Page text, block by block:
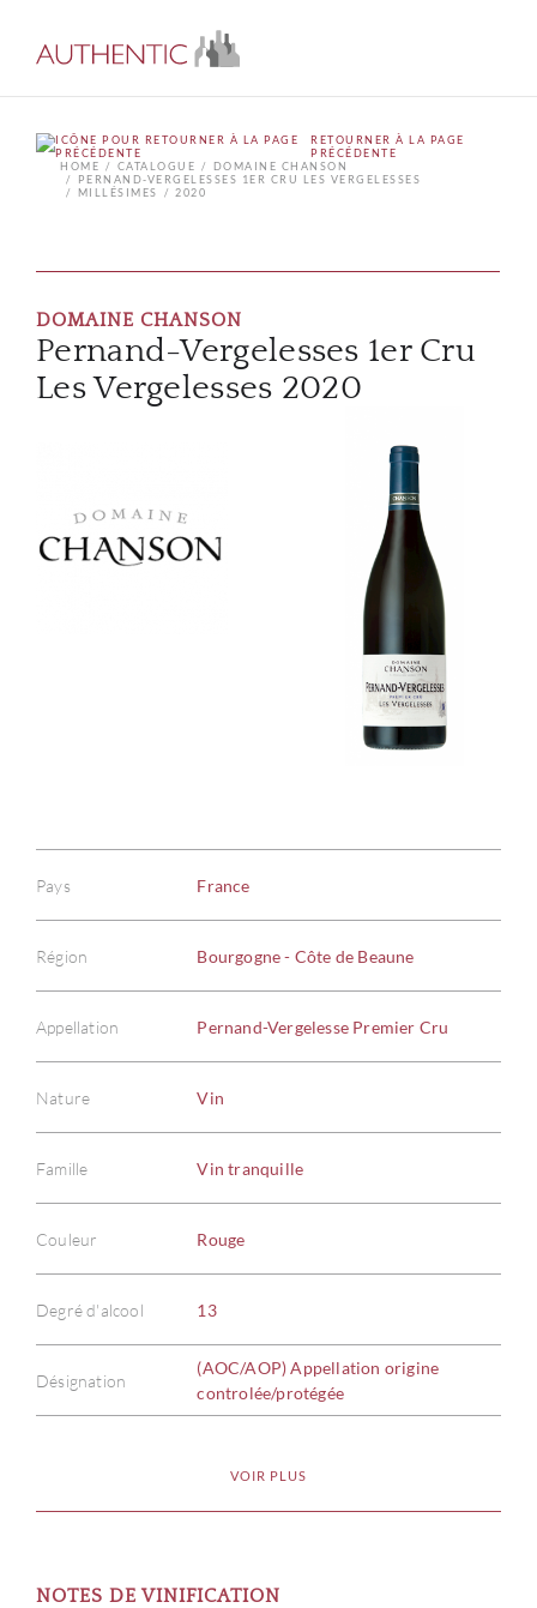
RETOURNER À LA PAGE
PRÉCÉDENTE
HOME
CATALOGUE
DOMAINE CHANSON
PERNAND-VERGELESSES 1ER CRU LES VERGELESSES
MILLÉSIMES
2020
DOMAINE CHANSON
Pernand-Vergelesses 1er Cru
Les Vergelesses 2020
Pays France
Région Bourgogne - Côte de Beaune
Appellation Pernand-Vergelesse Premier Cru
Nature Vin
Famille Vin tranquille
Couleur Rouge
Degré d'alcool 13
Désignation
(AOC/AOP) Appellation origine
controlée/protégée
VOIR PLUS
NOTES DE VINIFICATION